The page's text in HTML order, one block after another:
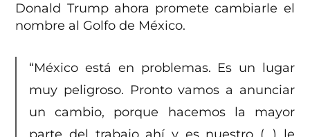
Donald Trump ahora promete cambiarle el
nombre al Golfo de México.
“México está en problemas. Es un lugar
muy peligroso. Pronto vamos a anunciar
un cambio, porque hacemos la mayor